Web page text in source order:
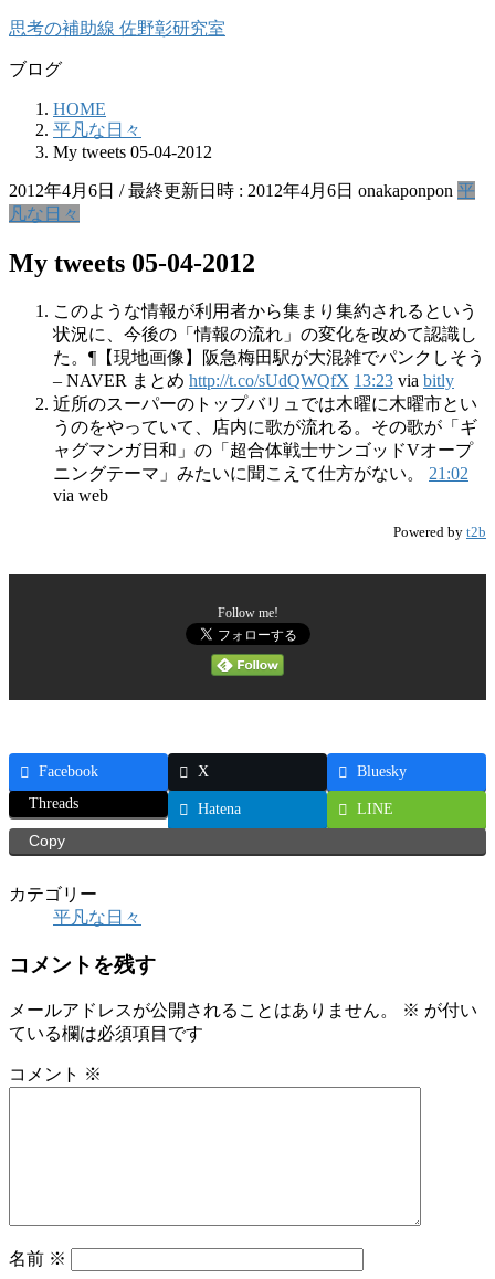
コ
テ
キ
ッ
ナ
ゲ
に
移
思考の補助線 佐野彰研究室
ブログ
HOME
平凡な日々
My tweets 05-04-2012
2012年4月6日 / 最終更新日時 : 2012年4月6日 onakaponpon 平
凡な日々
My tweets 05-04-2012
このような情報が利用者から集まり集約されるという
状況に、今後の「情報の流れ」の変化を改めて認識し
た。¶【現地画像】阪急梅田駅が大混雑でパンクしそう
– NAVER まとめ http://t.co/sUdQWQfX 13:23 via bitly
近所のスーパーのトップバリュでは木曜に木曜市とい
うのをやっていて、店内に歌が流れる。その歌が「ギ
ャグマンガ日和」の「超合体戦士サンゴッドVオープ
ニングテーマ」みたいに聞こえて仕方がない。
21:02
via web
Powered by t2b
Follow me!
Facebook X
Bluesky
Threads
Hatena
LINE
Copy
カテゴリー
平凡な日々
コメントを残す
メールアドレスが公開されることはありません。 ※ が付い
ている欄は必須項目です
コメント ※
名前 ※